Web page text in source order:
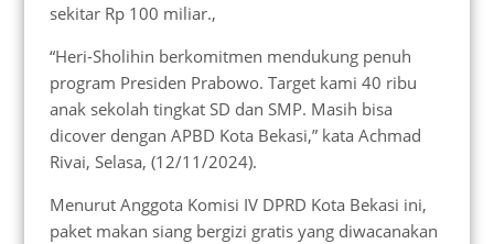
sekitar Rp 100 miliar.,
“Heri-Sholihin berkomitmen mendukung penuh
program Presiden Prabowo. Target kami 40 ribu
anak sekolah tingkat SD dan SMP. Masih bisa
dicover dengan APBD Kota Bekasi,” kata Achmad
Rivai, Selasa, (12/11/2024).
Menurut Anggota Komisi IV DPRD Kota Bekasi ini,
paket makan siang bergizi gratis yang diwacanakan